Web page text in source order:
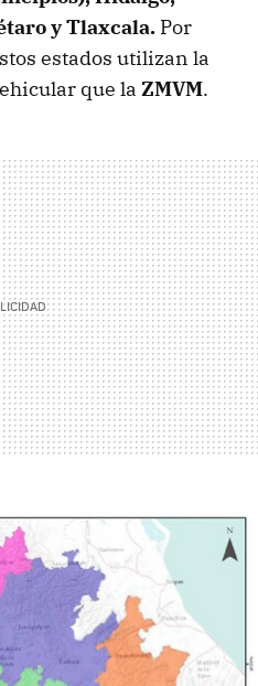
y Tlaxcala. Por
estados utilizan la
que la ZMVM.